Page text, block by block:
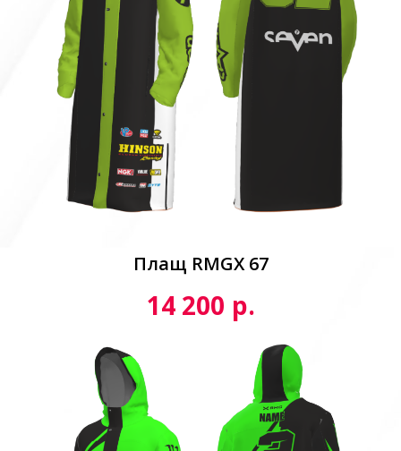
Плащ RMGX 67
14 200 р.